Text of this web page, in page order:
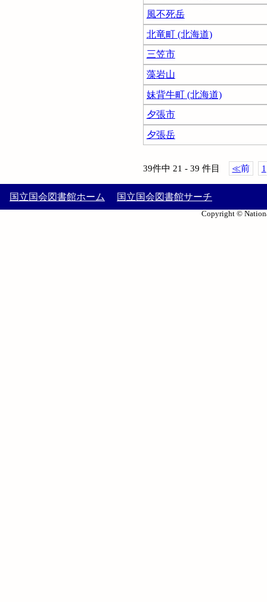
風不死岳
北竜町 (北海道)
三笠市
藻岩山
妹背牛町 (北海道)
夕張市
夕張岳
39件中 21 - 39 件目 ≪前 1
国立国会図書館ホーム 国立国会図書館サーチ
Copyright ©